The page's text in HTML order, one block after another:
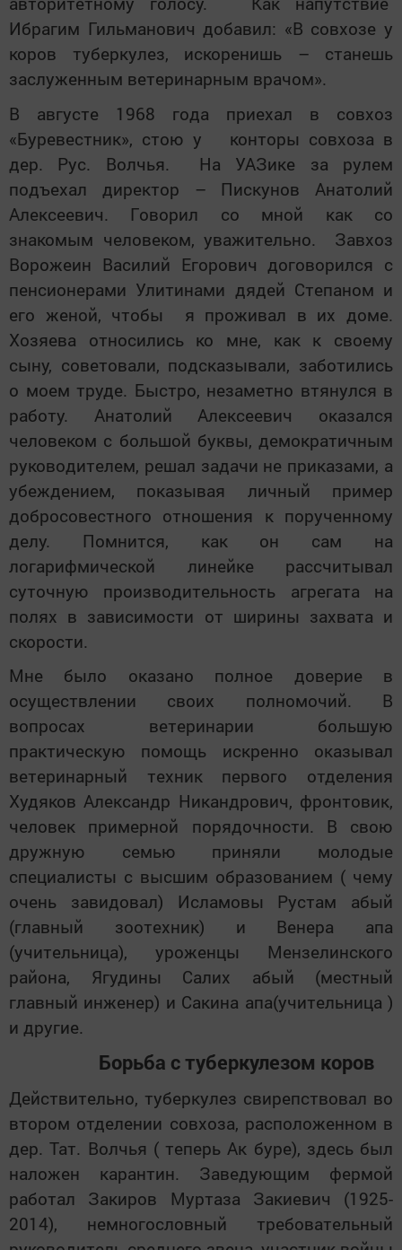
Ибрагим Гильманович добавил: «В совхозе у
коров туберкулез, искоренишь – станешь
заслуженным ветеринарным врачом».
В августе 1968 года приехал в совхоз
«Буревестник», стою у конторы совхоза в
дер. Рус. Волчья. На УАЗике за рулем
подъехал директор – Пискунов Анатолий
Алексеевич. Говорил со мной как со
знакомым человеком, уважительно. Завхоз
Ворожеин Василий Егорович договорился с
пенсионерами Улитинами дядей Степаном и
его женой, чтобы я проживал в их доме.
Хозяева относились ко мне, как к своему
сыну, советовали, подсказывали, заботились
о моем труде. Быстро, незаметно втянулся в
работу. Анатолий Алексеевич оказался
человеком с большой буквы, демократичным
руководителем, решал задачи не приказами, а
убеждением, показывая личный пример
добросовестного отношения к порученному
делу. Помнится, как он сам на
логарифмической линейке рассчитывал
суточную производительность агрегата на
полях в зависимости от ширины захвата и
скорости.
Мне было оказано полное доверие в
осуществлении своих полномочий. В
вопросах ветеринарии большую
практическую помощь искренно оказывал
ветеринарный техник первого отделения
Худяков Александр Никандрович, фронтовик,
человек примерной порядочности. В свою
дружную семью приняли молодые
специалисты с высшим образованием ( чему
очень завидовал) Исламовы Рустам абый
(главный зоотехник) и Венера апа
(учительница), уроженцы Мензелинского
района, Ягудины Салих абый (местный
главный инженер) и Сакина апа(учительница )
и другие.
Борьба с туберкулезом коров
Действительно, туберкулез свирепствовал во
втором отделении совхоза, расположенном в
дер. Тат. Волчья ( теперь Ак буре), здесь был
наложен карантин. Заведующим фермой
работал Закиров Муртаза Закиевич (1925-
2014), немногословный требовательный